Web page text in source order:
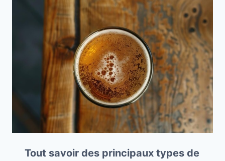
Tout savoir des principaux types de